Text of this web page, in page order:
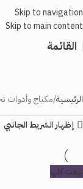
Skip to navigation
Skip to main content
القائمة
الرئيسية مكياج وأدوات
إظهار الشريط الجانبي
بيعت كلها